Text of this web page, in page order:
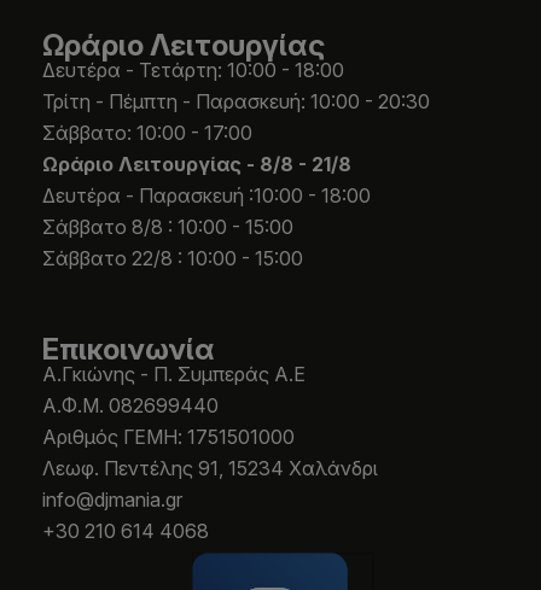
Ωράριο Λειτουργίας
Δευτέρα - Τετάρτη: 10:00 - 18:00
Τρίτη - Πέμπτη - Παρασκευή: 10:00 - 20:30
Σάββατο: 10:00 - 17:00
Ωράριο Λειτουργίας - 8/8 - 21/8
Δευτέρα - Παρασκευή :10:00 - 18:00
Σάββατο 8/8 : 10:00 - 15:00
Σάββατο 22/8 : 10:00 - 15:00
Επικοινωνία
Α.Γκιώνης - Π. Συμπεράς Α.Ε
Α.Φ.Μ. 082699440
Aριθμός ΓΕΜΗ: 1751501000
Λεωφ. Πεντέλης 91, 15234 Χαλάνδρι
info@djmania.gr
+30 210 614 4068